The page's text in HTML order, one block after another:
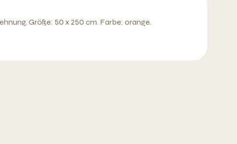
Größe: 50 x 250 cm. Farbe: orange.